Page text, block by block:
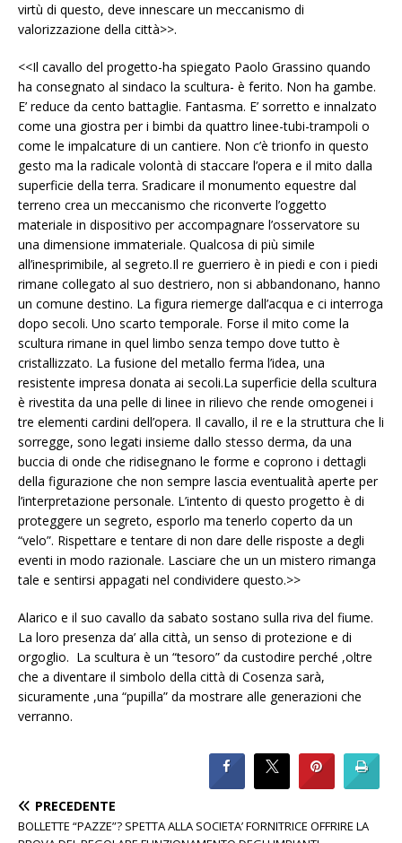
virtù di questo, deve innescare un meccanismo di
valorizzazione della città>>.
<<Il cavallo del progetto-ha spiegato Paolo Grassino quando
ha consegnato al sindaco la scultura- è ferito. Non ha gambe.
E’ reduce da cento battaglie. Fantasma. E’ sorretto e innalzato
come una giostra per i bimbi da quattro linee-tubi-trampoli o
come le impalcature di un cantiere. Non c’è trionfo in questo
gesto ma la radicale volontà di staccare l’opera e il mito dalla
superficie della terra. Sradicare il monumento equestre dal
terreno crea un meccanismo che riconverte l’oggetto
materiale in dispositivo per accompagnare l’osservatore su
una dimensione immateriale. Qualcosa di più simile
all’inesprimibile, al segreto.Il re guerriero è in piedi e con i piedi
rimane collegato al suo destriero, non si abbandonano, hanno
un comune destino. La figura riemerge dall’acqua e ci interroga
dopo secoli. Uno scarto temporale. Forse il mito come la
scultura rimane in quel limbo senza tempo dove tutto è
cristallizzato. La fusione del metallo ferma l’idea, una
resistente impresa donata ai secoli.La superficie della scultura
è rivestita da una pelle di linee in rilievo che rende omogenei i
tre elementi cardini dell’opera. Il cavallo, il re e la struttura che li
sorregge, sono legati insieme dallo stesso derma, da una
buccia di onde che ridisegnano le forme e coprono i dettagli
della figurazione che non sempre lascia eventualità aperte per
l’interpretazione personale. L’intento di questo progetto è di
proteggere un segreto, esporlo ma tenerlo coperto da un
“velo”. Rispettare e tentare di non dare delle risposte a degli
eventi in modo razionale. Lasciare che un un mistero rimanga
tale e sentirsi appagati nel condividere questo.>>
Alarico e il suo cavallo da sabato sostano sulla riva del fiume.
La loro presenza da’ alla città, un senso di protezione e di
orgoglio. La scultura è un “tesoro” da custodire perché ,oltre
che a diventare il simbolo della città di Cosenza sarà,
sicuramente ,una “pupilla” da mostrare alle generazioni che
verranno.
PRECEDENTE
BOLLETTE “PAZZE”? SPETTA ALLA SOCIETA’ FORNITRICE OFFRIRE LA